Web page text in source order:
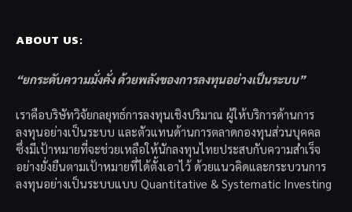
ABOUT US:
“ยกระดับความมั่งคั่ง ด้วยพลังของการลงทุนอย่างเป็นระบบ”
เราคือบริษัทวิจัยกลยุทธ์การลงทุนเชิงปริมาณ ผู้ให้บริการด้านการ
ลงทุนอย่างเป็นระบบ และตัวแทนด้านการตลาดกองทุนส่วนบุคคล
ซึ่งมีเป้าหมายที่จะช่วยเหลือให้นักลงทุนไทยประสบกับความสำเร็จ
อย่างยั่งยืนตามเป้าหมายที่ได้ตั้งเอาไว้ ด้วยแนวคิดและกระบวนการ
ลงทุนอย่างเป็นระบบแบบ Quantitative & Systematic Investing